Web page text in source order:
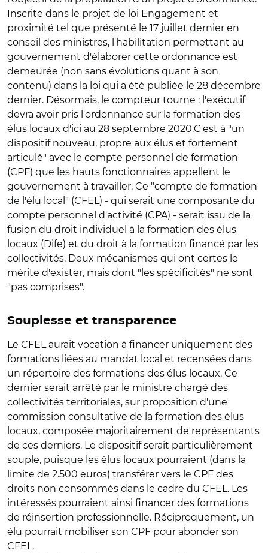
Inscrite dans le projet de loi Engagement et
proximité tel que présenté le 17 juillet dernier en
conseil des ministres, l'habilitation permettant au
gouvernement d'élaborer cette ordonnance est
demeurée (non sans évolutions quant à son
contenu) dans la loi qui a été publiée le 28 décembre
dernier. Désormais, le compteur tourne : l'exécutif
devra avoir pris l'ordonnance sur la formation des
élus locaux d'ici au 28 septembre 2020.C'est à "un
dispositif nouveau, propre aux élus et fortement
articulé" avec le compte personnel de formation
(CPF) que les hauts fonctionnaires appellent le
gouvernement à travailler. Ce "compte de formation
de l'élu local" (CFEL) - qui serait une composante du
compte personnel d'activité (CPA) - serait issu de la
fusion du droit individuel à la formation des élus
locaux (Dife) et du droit à la formation financé par les
collectivités. Deux mécanismes qui ont certes le
mérite d'exister, mais dont "les spécificités" ne sont
"pas comprises".
Souplesse et transparence
Le CFEL aurait vocation à financer uniquement des
formations liées au mandat local et recensées dans
un répertoire des formations des élus locaux. Ce
dernier serait arrêté par le ministre chargé des
collectivités territoriales, sur proposition d'une
commission consultative de la formation des élus
locaux, composée majoritairement de représentants
de ces derniers. Le dispositif serait particulièrement
souple, puisque les élus locaux pourraient (dans la
limite de 2.500 euros) transférer vers le CPF des
droits non consommés dans le cadre du CFEL. Les
intéressés pourraient ainsi financer des formations
de réinsertion professionnelle. Réciproquement, un
élu pourrait mobiliser son CPF pour abonder son
CFEL.